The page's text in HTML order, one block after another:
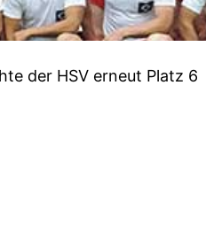
der HSV erneut Platz 6